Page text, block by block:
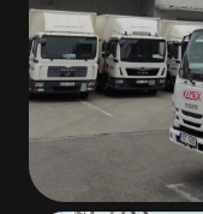
E-MAIL
TELEFON
VAŠE ZPRÁVA